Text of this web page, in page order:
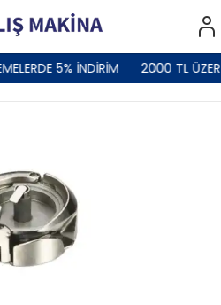
5% İNDİRİM 2000 TL